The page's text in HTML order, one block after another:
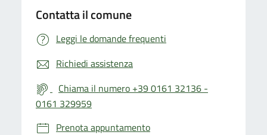
Contatta il comune
Leggi le domande frequenti
Richiedi assistenza
Chiama il numero +39 0161 32136 -
0161 329959
Prenota appuntamento